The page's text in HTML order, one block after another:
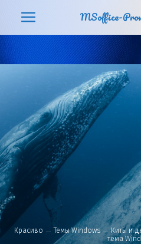
MSoffice-
Красиво Темы Windows
Киты и
тема